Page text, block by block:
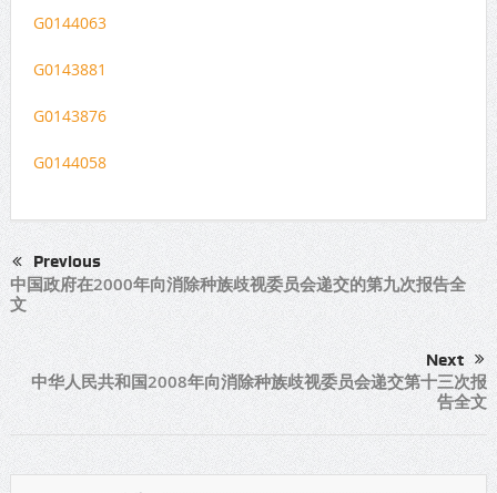
G0144063
G0143881
G0143876
G0144058
Previous
中国政府在2000年向消除种族歧视委员会递交的第九次报告全
文
Next
中华人民共和国2008年向消除种族歧视委员会递交第十三次报
告全文